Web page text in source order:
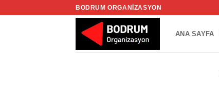
BODRUM ORGANIZASYON
ANA SAYFA